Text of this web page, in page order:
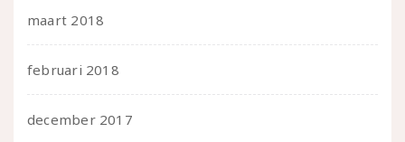
maart 2018
februari 2018
december 2017